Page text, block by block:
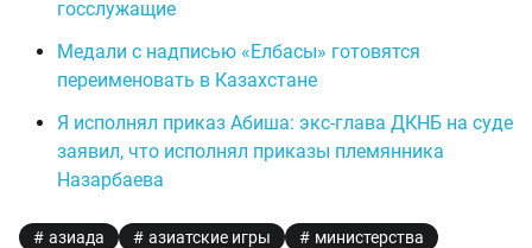
госслужащие
Медали с надписью «Елбасы» готовятся
переименовать в Казахстане
Я исполнял приказ Абиша: экс-глава ДКНБ на суде
заявил, что исполнял приказы племянника
Назарбаева
азиада азиатские игры
министерства